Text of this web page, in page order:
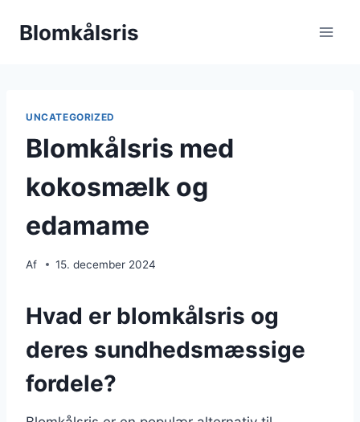
Blomkålsris
UNCATEGORIZED
Blomkålsris med
kokosmælk og
edamame
Af 15. december 2024
Hvad er blomkålsris og
deres sundhedsmæssige
fordele?